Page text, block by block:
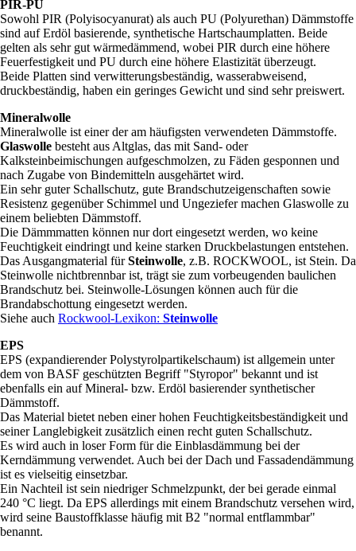
PIR-PU
Sowohl PIR (Polyisocyanurat) als auch PU (Polyurethan) Dämmstoffe
sind auf Erdöl basierende, synthetische Hartschaumplatten. Beide
gelten als sehr gut wärmedämmend, wobei PIR durch eine höhere
Feuerfestigkeit und PU durch eine höhere Elastizität überzeugt.
Beide Platten sind verwitterungsbeständig, wasserabweisend,
druckbeständig, haben ein geringes Gewicht und sind sehr preiswert.
Mineralwolle
Mineralwolle ist einer der am häufigsten verwendeten Dämmstoffe.
Glaswolle besteht aus Altglas, das mit Sand- oder
Kalksteinbeimischungen aufgeschmolzen, zu Fäden gesponnen und
nach Zugabe von Bindemitteln ausgehärtet wird.
Ein sehr guter Schallschutz, gute Brandschutzeigenschaften sowie
Resistenz gegenüber Schimmel und Ungeziefer machen Glaswolle zu
einem beliebten Dämmstoff.
Die Dämmmatten können nur dort eingesetzt werden, wo keine
Feuchtigkeit eindringt und keine starken Druckbelastungen entstehen.
Das Ausgangmaterial fürSteinwolle, z.B. ROCKWOOL, ist Stein. Da
Steinwolle nichtbrennbar ist, trägt sie zum vorbeugenden baulichen
Brandschutz bei. Steinwolle-Lösungen können auch für die
Brandabschottung eingesetzt werden.
Siehe auch Rockwool-Lexikon: Steinwolle
EPS
EPS (expandierender Polystyrolpartikelschaum) ist allgemein unter
dem von BASF geschützten Begriff "Styropor" bekannt und ist
ebenfalls ein auf Mineral- bzw. Erdöl basierender synthetischer
Dämmstoff.
Das Material bietet neben einer hohen Feuchtigkeitsbeständigkeit und
seiner Langlebigkeit zusätzlich einen recht guten Schallschutz.
Es wird auch in loser Form für die Einblasdämmung bei der
Kerndämmung verwendet. Auch bei der Dach und Fassadendämmung
ist es vielseitig einsetzbar.
Ein Nachteil ist sein niedriger Schmelzpunkt, der bei gerade einmal
240 °C liegt. Da EPS allerdings mit einem Brandschutz versehen wird,
wird seine Baustoffklasse häufig mit B2 "normal entflammbar"
benannt.